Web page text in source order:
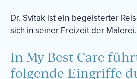
Dr. Svitak ist ein begeisterter
sich in seiner Freizeit der Malerei.
In My Best Care
folgende Eingriffe